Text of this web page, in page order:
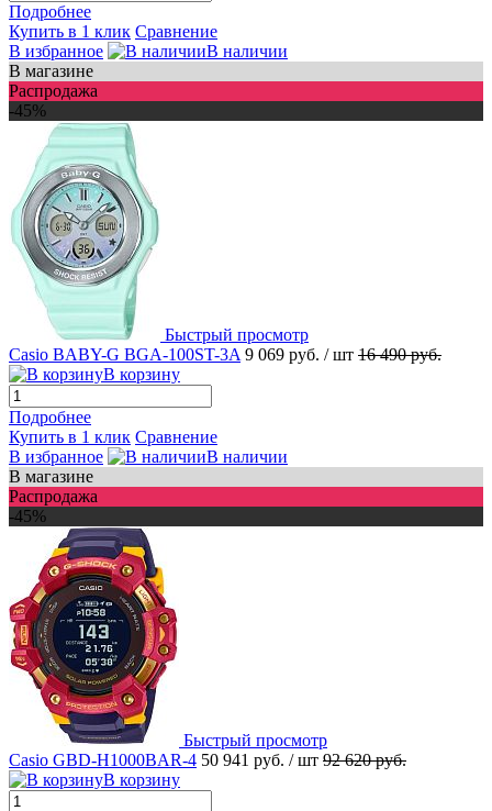
Подробнее
Купить в 1 клик Сравнение
В избранное
В наличии
В магазине
Распродажа
-45%
Быстрый просмотр
Casio BABY-G BGA-100ST-3A 9 069 руб. / шт 16 490 руб.
В корзину
Подробнее
Купить в 1 клик Сравнение
В избранное
В наличии
В магазине
Распродажа
-45%
Быстрый просмотр
Casio GBD-H1000BAR-4 50 941 руб. / шт 92 620 руб.
В корзину